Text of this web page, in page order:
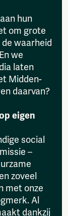
hun
om grote
waarheid
we
laten
Midden-
daarvan?
eigen
social
–
zoveel
met onze
Al
dankzij